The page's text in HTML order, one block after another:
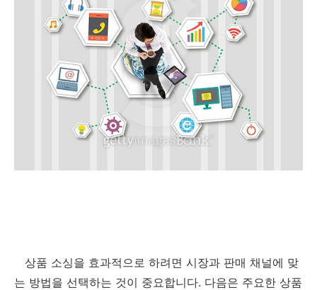
상품 소싱을 효과적으로 하려면 시장과 판매 채널에 맞
는 방법을 선택하는 것이 중요합니다. 다음은 주요한 상품